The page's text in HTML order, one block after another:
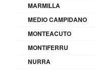
MARMILLA
MEDIO CAMPIDANO
MONTEACUTO
MONTIFERRU
NURRA